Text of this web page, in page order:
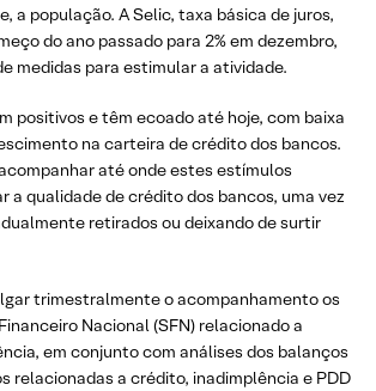
a população. A Selic, taxa básica de juros,
do ano passado para 2% em dezembro,
medidas para estimular a atividade.
positivos e têm ecoado até hoje, com baixa
na carteira de crédito dos bancos.
até onde estes estímulos
a qualidade de crédito dos bancos, uma vez
retirados ou deixando de surtir
trimestralmente o acompanhamento os
Nacional (SFN) relacionado a
em conjunto com análises dos balanços
relacionadas a crédito, inadimplência e PDD